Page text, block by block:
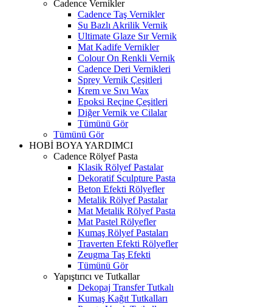
Cadence Vernikler
Cadence Taş Vernikler
Su Bazlı Akrilik Vernik
Ultimate Glaze Sır Vernik
Mat Kadife Vernikler
Colour On Renkli Vernik
Cadence Deri Vernikleri
Sprey Vernik Çeşitleri
Krem ve Sıvı Wax
Epoksi Reçine Çeşitleri
Diğer Vernik ve Cilalar
Tümünü Gör
Tümünü Gör
HOBİ BOYA YARDIMCI
Cadence Rölyef Pasta
Klasik Rölyef Pastalar
Dekoratif Sculpture Pasta
Beton Efekti Rölyefler
Metalik Rölyef Pastalar
Mat Metalik Rölyef Pasta
Mat Pastel Rölyefler
Kumaş Rölyef Pastaları
Traverten Efekti Rölyefler
Zeugma Taş Efekti
Tümünü Gör
Yapıştırıcı ve Tutkallar
Dekopaj Transfer Tutkalı
Kumaş Kağıt Tutkalları